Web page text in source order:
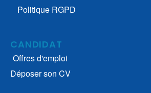
Politique RGPD
CANDIDAT
Offres d'emploi
Déposer son CV